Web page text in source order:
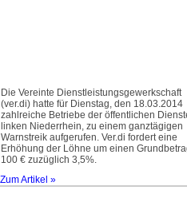
Die Vereinte Dienstleistungsgewerkschaft
(ver.di) hatte für Dienstag, den 18.03.2014
zahlreiche Betriebe der öffentlichen
linken Niederrhein, zu einem ganz­tägigen
Warnstreik aufgerufen. Ver.di fordert eine
Erhöhung der Löhne um einen
100 € zuzüglich 3,5%.
Zum Artikel »